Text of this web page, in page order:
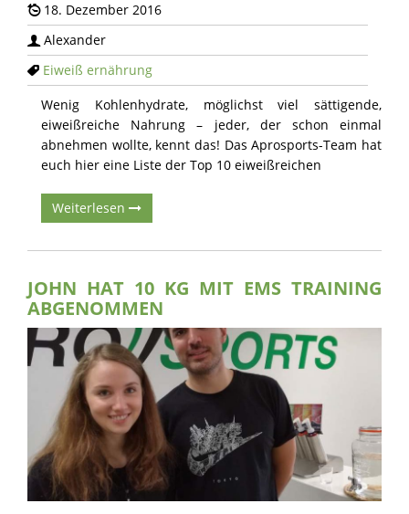
18. Dezember 2016
Alexander
Eiweiß ernährung
Wenig Kohlenhydrate, möglichst viel sättigende,
eiweißreiche Nahrung – jeder, der schon einmal
abnehmen wollte, kennt das! Das Aprosports-Team hat
euch hier eine Liste der Top 10 eiweißreichen
Weiterlesen
JOHN HAT 10 KG MIT EMS TRAINING
ABGENOMMEN